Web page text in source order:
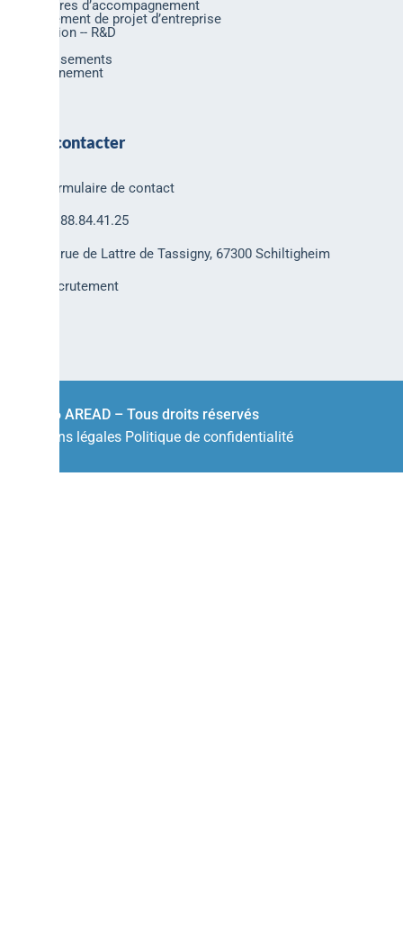
Nos offres d’accompagnement
Financement de projet d’entreprise
Innovation -- R&D
Investissements
Environnement
Nous contacter
Formulaire de contact
03.88.84.41.25
30 rue de Lattre de Tassigny, 67300 Schiltigheim
Recrutement
© 2026 AREAD – Tous droits réservés
Mentions légales Politique de confidentialité